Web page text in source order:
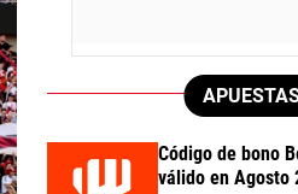
Código de bono
válido en Agosto